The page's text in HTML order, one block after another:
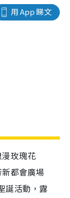
用 App 睇文
玫瑰花
都會廣場
誕活動，露